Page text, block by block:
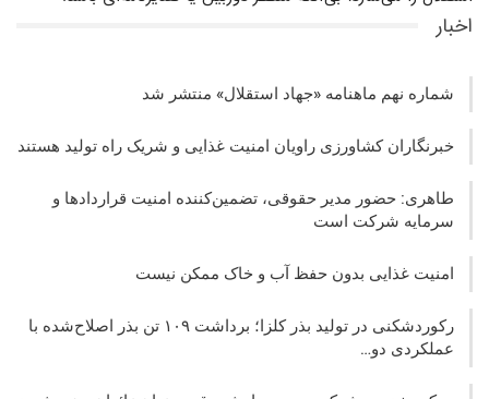
اخبار
شماره نهم ماهنامه «جهاد استقلال» منتشر شد
خبرنگاران کشاورزی راویان امنیت غذایی و شریک راه تولید هستند
طاهری: حضور مدیر حقوقی، تضمین‌کننده امنیت قراردادها و
سرمایه شرکت‌ است
امنیت غذایی بدون حفظ آب و خاک ممکن نیست
رکوردشکنی در تولید بذر کلزا؛ برداشت ۱۰۹ تن بذر اصلاح‌شده با
عملکردی دو…